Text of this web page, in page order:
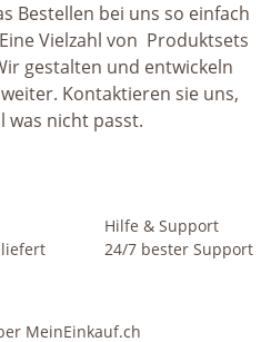
Bestellen bei uns so einfach
Vielzahl von Produktsets
gestalten und entwickeln
Kontaktieren sie uns,
was nicht passt.
Hilfe & Support
24/7 bester Support
MeinEinkauf.ch